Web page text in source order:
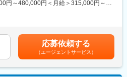
」を目指し、現在世界23か国で製品・
業務
像演出プランナーとして、自分の興味
ことができます。
円～480,000円＜月給＞315,000円～
の金額であり、選考を通じて上下する
月額)は固定手当を含めた表記です。
応募依頼する
（エージェントサービス）